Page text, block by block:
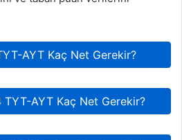
AYT Kaç Net Gerekir?
AYT Kaç Net Gerekir?